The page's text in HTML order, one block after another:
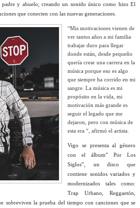
padre y abuelo; creando un sonido único como hizo El
que conecten con las nuevas generaciones.
“Mis motivaciones vienen de
ver tantos años a mi familia
trabajar duro para llegar
donde están, desde pequeño
quería crear una carrera en la
música porque eso es algo
que siempre ha corrido en mi
sangre. La música es mi
propósito en la vida, mi
motivación más grande es
seguir el legado que me
dejaron, pero con música de
esta era “, afirmó el artista.
Vigo se presenta al género
con el álbum” Por Los
Siglos”, un disco que
contiene sonidos variados y
modernizados tales como:
Trap Urbano, Reggaetón,
sobreviven la prueba del tiempo con canciones que se